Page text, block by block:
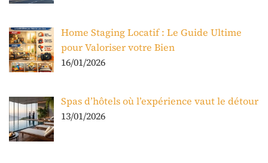
Home Staging Locatif : Le Guide Ultime
pour Valoriser votre Bien
16/01/2026
Spas d’hôtels où l’expérience vaut le détour
13/01/2026